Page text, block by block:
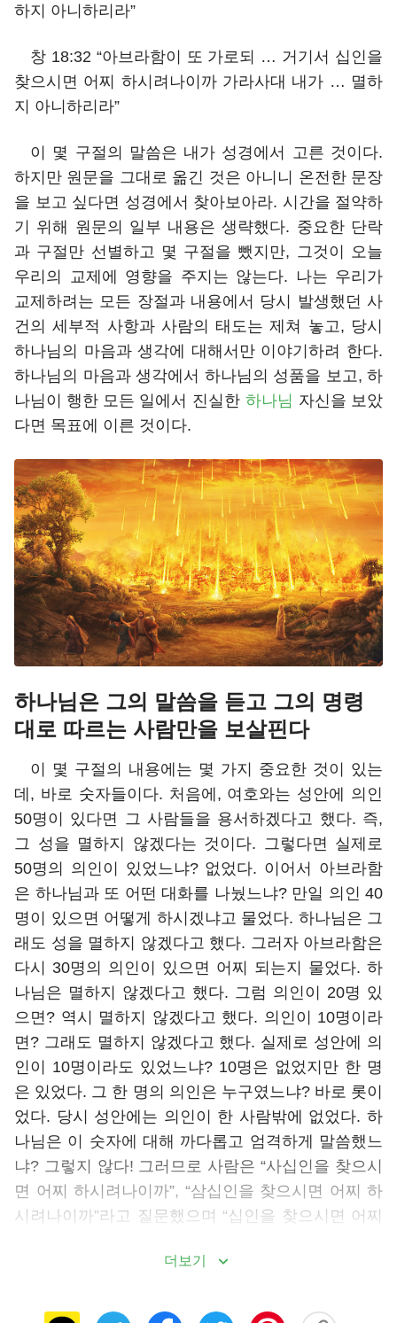
하지 아니하리라”
창 18:32 “아브라함이 또 가로되 … 거기서 십인을
찾으시면 어찌 하시려나이까 가라사대 내가 … 멸하
지 아니하리라”
이 몇 구절의 말씀은 내가 성경에서 고른 것이다.
하지만 원문을 그대로 옮긴 것은 아니니 온전한 문장
을 보고 싶다면 성경에서 찾아보아라. 시간을 절약하
기 위해 원문의 일부 내용은 생략했다. 중요한 단락
과 구절만 선별하고 몇 구절을 뺐지만, 그것이 오늘
우리의 교제에 영향을 주지는 않는다. 나는 우리가
교제하려는 모든 장절과 내용에서 당시 발생했던 사
건의 세부적 사항과 사람의 태도는 제쳐 놓고, 당시
하나님의 마음과 생각에 대해서만 이야기하려 한다.
하나님의 마음과 생각에서 하나님의 성품을 보고, 하
나님이 행한 모든 일에서 진실한 하나님 자신을 보았
다면 목표에 이른 것이다.
하나님은 그의 말씀을 듣고 그의 명령
대로 따르는 사람만을 보살핀다
이 몇 구절의 내용에는 몇 가지 중요한 것이 있는
데, 바로 숫자들이다. 처음에, 여호와는 성안에 의인
50명이 있다면 그 사람들을 용서하겠다고 했다. 즉,
그 성을 멸하지 않겠다는 것이다. 그렇다면 실제로
50명의 의인이 있었느냐? 없었다. 이어서 아브라함
은 하나님과 또 어떤 대화를 나눴느냐? 만일 의인 40
명이 있으면 어떻게 하시겠냐고 물었다. 하나님은 그
래도 성을 멸하지 않겠다고 했다. 그러자 아브라함은
다시 30명의 의인이 있으면 어찌 되는지 물었다. 하
나님은 멸하지 않겠다고 했다. 그럼 의인이 20명 있
으면? 역시 멸하지 않겠다고 했다. 의인이 10명이라
면? 그래도 멸하지 않겠다고 했다. 실제로 성안에 의
인이 10명이라도 있었느냐? 10명은 없었지만 한 명
은 있었다. 그 한 명의 의인은 누구였느냐? 바로 롯이
었다. 당시 성안에는 의인이 한 사람밖에 없었다. 하
나님은 이 숫자에 대해 까다롭고 엄격하게 말씀했느
냐? 그렇지 않다! 그러므로 사람은 “사십인을 찾으시
면 어찌 하시려나이까”, “삼십인을 찾으시면 어찌 하
시려나이까”라고 질문했으며 “십인을 찾으시면 어찌
십인을 인하여도 멸하지 아니하리라”라고 말씀했다.
제로 소돔 성안에는 10명의 의인도 없었다. 이로써
더보기